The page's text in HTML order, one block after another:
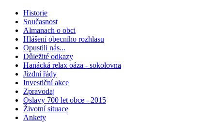
Historie
Současnost
Almanach o obci
Hlášení obecního rozhlasu
Opustili nás...
Důležité odkazy
Hanácká relax oáza - sokolovna
Jízdní řády
Investiční akce
Zpravodaj
Oslavy 700 let obce - 2015
Životní situace
Ankety